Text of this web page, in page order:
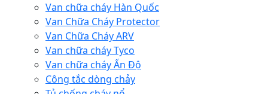
Van chữa cháy Hàn Quốc
Van Chữa Cháy Protector
Van Chữa Cháy ARV
Van chữa cháy Tyco
Van chữa cháy Ấn Độ
Công tắc dòng chảy